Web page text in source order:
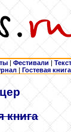
| Фестивали |
| Гостевая книга
книга